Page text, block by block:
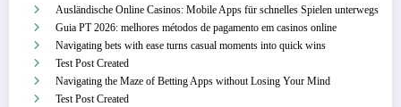
Ausländische Online Casinos: Mobile Apps für schnelles Spielen unterwegs
Guia PT 2026: melhores métodos de pagamento em casinos online
Navigating bets with ease turns casual moments into quick wins
Test Post Created
Navigating the Maze of Betting Apps without Losing Your Mind
Test Post Created